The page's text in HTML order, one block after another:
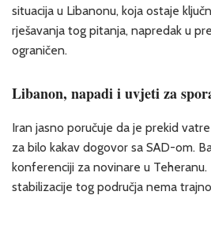
situacija u Libanonu, koja ostaje
rješavanja tog pitanja, napredak u
ograničen.
Libanon, napadi i uvjeti za
Iran jasno poručuje da je prekid
za bilo kakav dogovor sa SAD-om.
konferenciji za novinare u Teheranu.
stabilizacije tog područja nema